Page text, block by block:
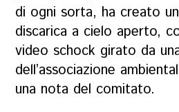
di ogni sorta, ha creato
discarica a cielo aperto,
video schock girato da
dell’associazione
una nota del comitato.